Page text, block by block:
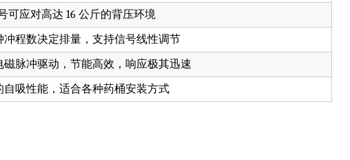
可应对高达 16 公斤的背压环境
冲程数决定排量，支持信号线性调节
磁脉冲驱动，节能高效，响应极其迅速
自吸性能，适合各种药桶安装方式